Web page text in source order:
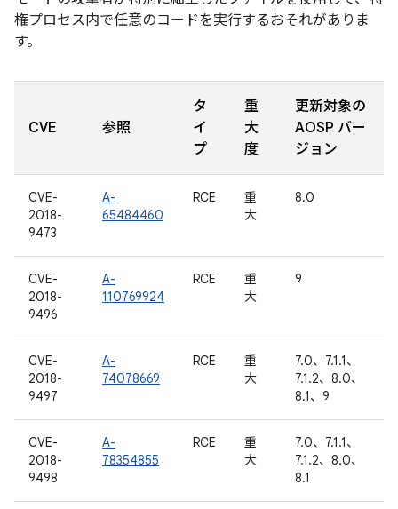
権プロセス内で任意のコードを実行するおそれがありま
す。
CVE 参照
タ
イ
プ
重
大
度
更新対象の
AOSP バー
ジョン
CVE-
2018-
9473
A-
65484460
RCE
重
大
8.0
CVE-
2018-
9496
A-
110769924
RCE
重
大
9
CVE-
2018-
9497
A-
74078669
RCE
重
大
7.0、7.1.1、
7.1.2、8.0、
8.1、9
CVE-
2018-
9498
A-
78354855
RCE
重
大
7.0、7.1.1、
7.1.2、8.0、
8.1